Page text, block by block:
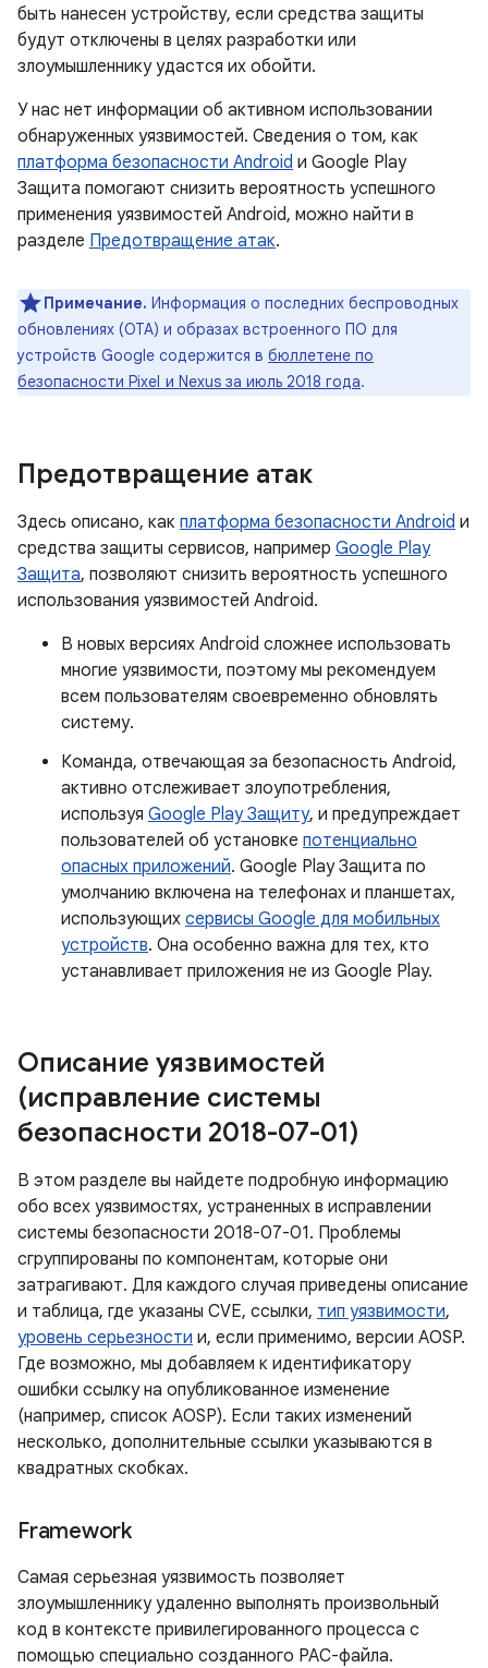
быть нанесен устройству, если средства защиты
будут отключены в целях разработки или
злоумышленнику удастся их обойти.
У нас нет информации об активном использовании
обнаруженных уязвимостей. Сведения о том, как
платформа безопасности Android и Google Play
Защита помогают снизить вероятность успешного
применения уязвимостей Android, можно найти в
разделе Предотвращение атак.
Примечание. Информация о последних беспроводных
обновлениях (OTA) и образах встроенного ПО для
устройств Google содержится в бюллетене по
безопасности Pixel и Nexus за июль 2018 года.
Предотвращение атак
Здесь описано, как платформа безопасности Android и
средства защиты сервисов, например Google Play
Защита, позволяют снизить вероятность успешного
использования уязвимостей Android.
В новых версиях Android сложнее использовать
многие уязвимости, поэтому мы рекомендуем
всем пользователям своевременно обновлять
систему.
Команда, отвечающая за безопасность Android,
активно отслеживает злоупотребления,
используя Google Play Защиту, и предупреждает
пользователей об установке потенциально
опасных приложений. Google Play Защита по
умолчанию включена на телефонах и планшетах,
использующих сервисы Google для мобильных
устройств. Она особенно важна для тех, кто
устанавливает приложения не из Google Play.
Описание уязвимостей
(исправление системы
безопасности 2018-07-01)
В этом разделе вы найдете подробную информацию
обо всех уязвимостях, устраненных в исправлении
системы безопасности 2018-07-01. Проблемы
сгруппированы по компонентам, которые они
затрагивают. Для каждого случая приведены описание
и таблица, где указаны CVE, ссылки, тип уязвимости,
уровень серьезности и, если применимо, версии AOSP.
Где возможно, мы добавляем к идентификатору
ошибки ссылку на опубликованное изменение
(например, список AOSP). Если таких изменений
несколько, дополнительные ссылки указываются в
квадратных скобках.
Framework
Самая серьезная уязвимость позволяет
злоумышленнику удаленно выполнять произвольный
код в контексте привилегированного процесса с
помощью специально созданного PAC-файла.